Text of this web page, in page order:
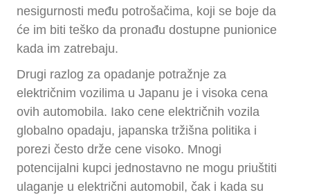
nesigurnosti među potrošačima, koji se boje da
će im biti teško da pronađu dostupne punionice
kada im zatrebaju.
Drugi razlog za opadanje potražnje za
električnim vozilima u Japanu je i visoka cena
ovih automobila. Iako cene električnih vozila
globalno opadaju, japanska tržišna politika i
porezi često drže cene visoko. Mnogi
potencijalni kupci jednostavno ne mogu priuštiti
ulaganje u električni automobil, čak i kada su